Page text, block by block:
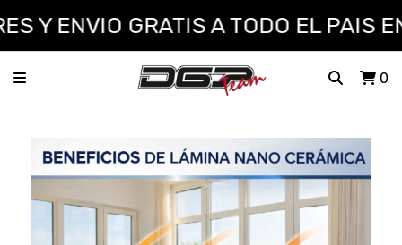
ENVIO GRATIS A TODO EL PAIS EN
0